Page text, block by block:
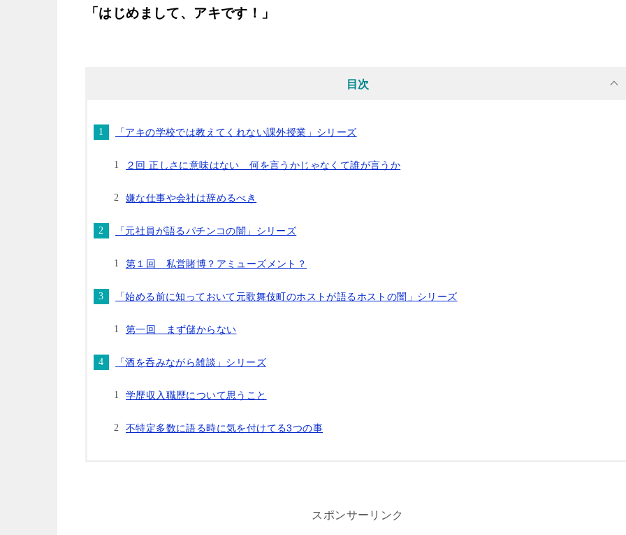
「はじめまして、アキです！」
目次
「アキの学校では教えてくれない課外授業」シリーズ
２回 正しさに意味はない 何を言うかじゃなくて誰が言うか
嫌な仕事や会社は辞めるべき
「元社員が語るパチンコの闇」シリーズ
第１回 私営賭博？アミューズメント？
「始める前に知っておいて元歌舞伎町のホストが語るホストの闇」シリーズ
第一回 まず儲からない
「酒を呑みながら雑談」シリーズ
学歴収入職歴について思うこと
不特定多数に語る時に気を付けてる3つの事
スポンサーリンク